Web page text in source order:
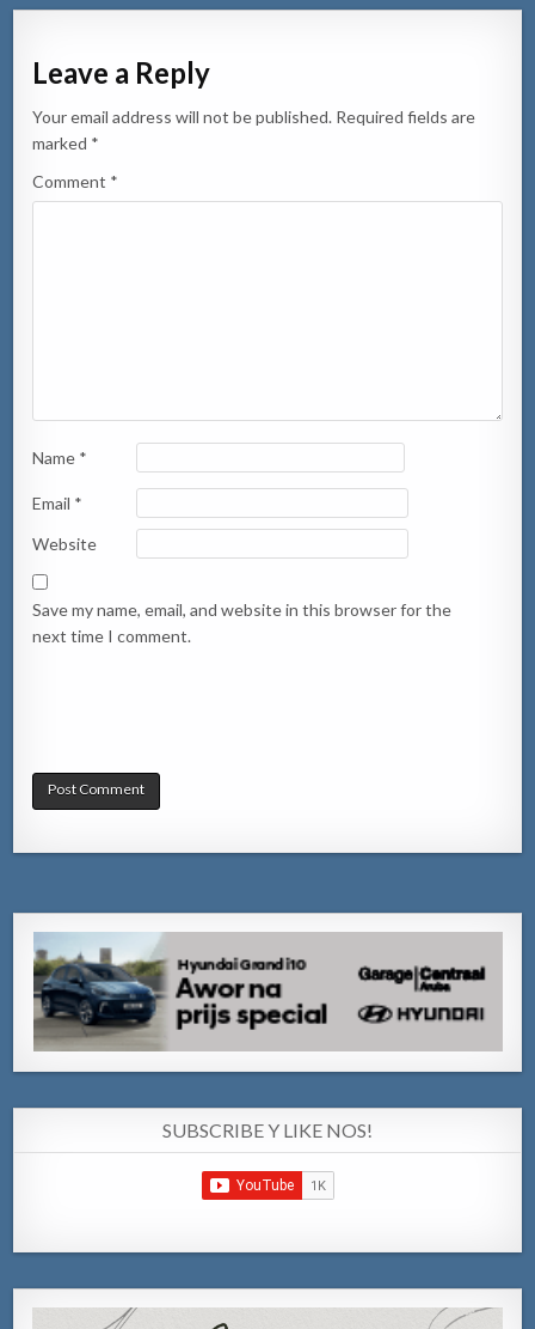
Leave a Reply
Your email address will not be published. Required fields are
marked *
Comment *
Name *
Email *
Website
Save my name, email, and website in this browser for the
next time I comment.
SUBSCRIBE Y LIKE NOS!